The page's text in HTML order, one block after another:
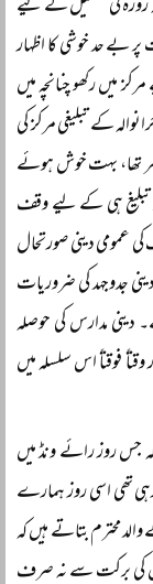
روزہ کی تشکیل کے لیے
بے حد خوشی کا اظہار
میں رکھو چنانچہ میں
کے تبلیغی مرکز کی
تھا، بہت خوش ہوئے
ہی کے لیے وقف
عمومی دینی صورتحال
جدوجہد کی ضروریات
مدارس کی حوصلہ
فوقتاً اس سلسلہ میں
جس روز رائے ونڈ میں
تھی اسی روز ہمارے
محترم بتاتے ہیں کہ
کی برکت سے نہ صرف